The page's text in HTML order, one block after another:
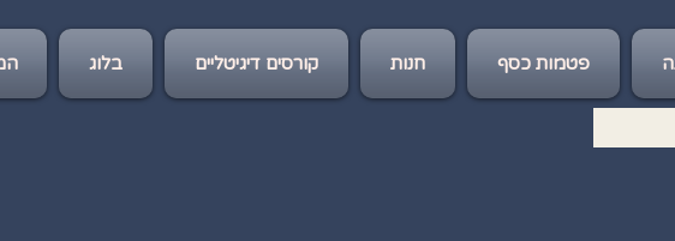
פטמות כסף חנות קורסים דיגיטליים בלוג